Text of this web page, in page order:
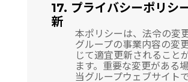
17. プライバシーポリシ
新
本ポリシーは、法令の変
グループの事業内容の変
じて適宜更新されること
ます。重要な変更がある場
当グループウェブサイト